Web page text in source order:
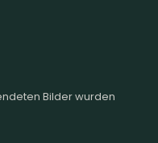
Bilder wurden